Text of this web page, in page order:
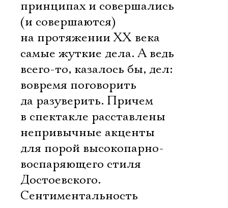
принципах и совершались
(и совершаются)
на протяжении ХХ века
самые жуткие дела. А ведь
всего-то, казалось бы, дел:
вовремя поговорить
да разуверить. Причем
в спектакле расставлены
непривычные акценты
для порой высокопарно-
воспаряющего стиля
Достоевского.
Сентиментальность